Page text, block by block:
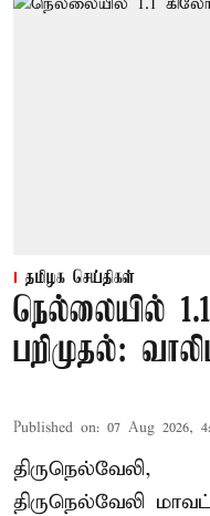
தமிழக செய்திகள்
நெல்லையில்
பறிமுதல்:
Published on: 07 Aug 2026,
திருநெல்வேலி,
திருநெல்வேலி